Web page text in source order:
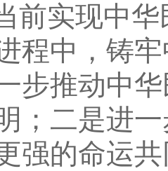
前实现中
程中，铸
步推动中
；二是进
强的命运